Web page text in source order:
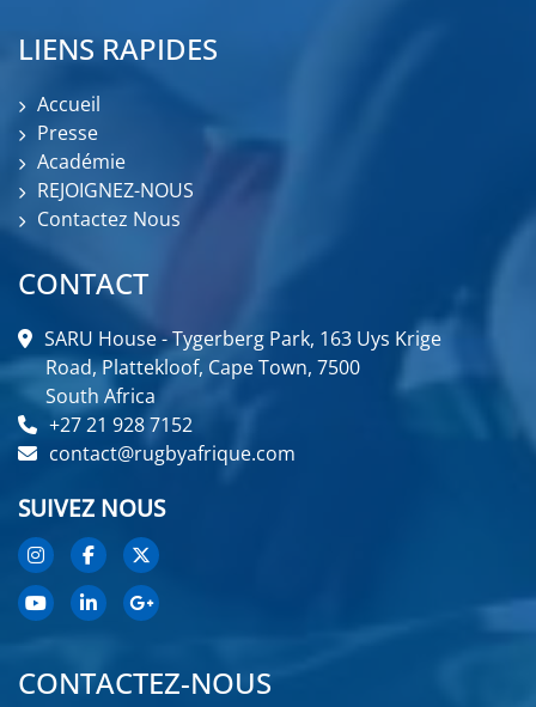
LIENS RAPIDES
Accueil
Presse
Académie
REJOIGNEZ-NOUS
Contactez Nous
CONTACT
SARU House - Tygerberg Park, 163 Uys Krige
Road, Plattekloof, Cape Town, 7500
South Africa
+27 21 928 7152
contact@rugbyafrique.com
SUIVEZ NOUS
CONTACTEZ-NOUS